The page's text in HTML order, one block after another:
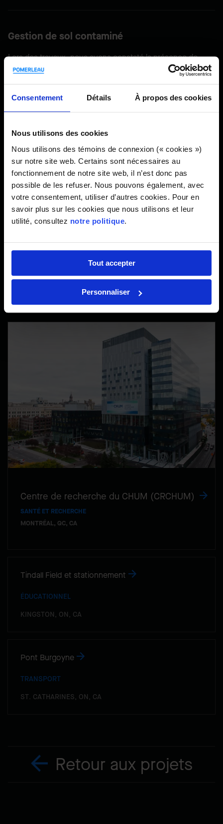
Consentement Détails À propos des cookies
Nous utilisons des cookies
Nous utilisons des témoins de connexion (« cookies »)
sur notre site web. Certains sont nécessaires au
fonctionnement de notre site web, il n’est donc pas
possible de les refuser. Nous pouvons également, avec
votre consentement, utiliser d’autres cookies. Pour en
savoir plus sur les cookies que nous utilisons et leur
utilité, consultez notre politique.
Tout accepter
Personnaliser
Gestion de sol contaminé
Lors des travaux, nous avons constaté la présence de
milliers de tonnes de sols contaminés que nous avons dû
Le chantier en chiffres
20 000
automobilistes et plus empruntent le pont chaque jour.
70,6 M$
Centre de recherche du CHUM (CRCHUM)
SANTÉ ET RECHERCHE
MONTRÉAL, QC, CA
Tindall Field et stationnement
ÉDUCATIONNEL
KINGSTON, ON, CA
Pont Burgoyne
TRANSPORT
ST. CATHARINES, ON, CA
Retour aux projets